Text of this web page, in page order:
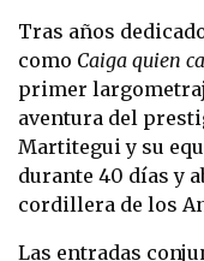
Tras años
como Caiga quien
primer
aventura del
Martitegui y su
durante 40 días y
cordillera de los
Las entradas